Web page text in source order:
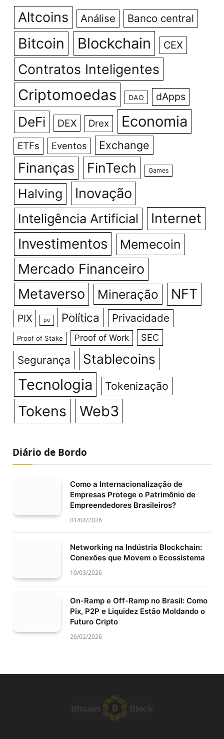
Altcoins Análise Banco central
Bitcoin Blockchain CEX
Contratos Inteligentes
Criptomoedas DAO dApps
DeFi DEX Drex Economia
ETFs Eventos Exchange
Finanças FinTech Games
Halving Inovação
Inteligência Artificial Internet
Investimentos Memecoin
Mercado Financeiro
Metaverso
Mineração NFT
PIX po Política Privacidade
Proof of Stake Proof of Work SEC
Segurança Stablecoins
Tecnologia Tokenização
Tokens Web3
Diário de Bordo
Como a Internacionalização de
Empresas Protege o Patrimônio de
Empreendedores Brasileiros?
01/04/2026
Networking na Indústria Blockchain:
Conexões que Movem o Ecossistema
10/03/2026
On-Ramp e Off-Ramp no Brasil: Como
Pix, P2P e Liquidez Estão Moldando o
Futuro Cripto
26/02/2026